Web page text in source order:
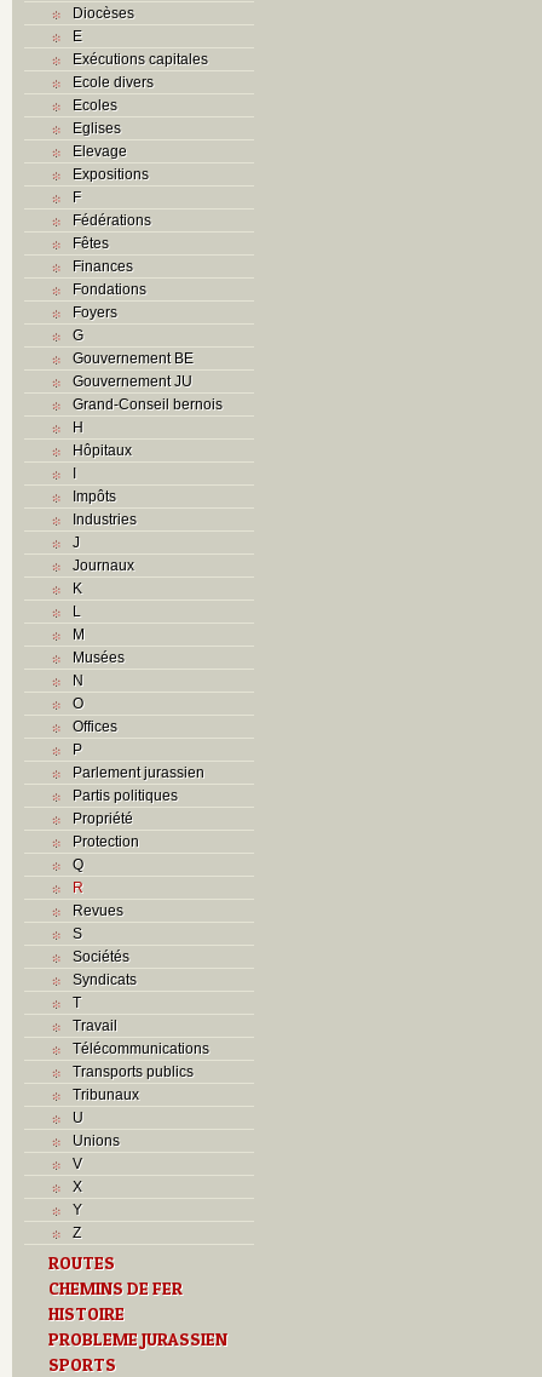
Diocèses
E
Exécutions capitales
Ecole divers
Ecoles
Eglises
Elevage
Expositions
F
Fédérations
Fêtes
Finances
Fondations
Foyers
G
Gouvernement BE
Gouvernement JU
Grand-Conseil bernois
H
Hôpitaux
I
Impôts
Industries
J
Journaux
K
L
M
Musées
N
O
Offices
P
Parlement jurassien
Partis politiques
Propriété
Protection
Q
R
Revues
S
Sociétés
Syndicats
T
Travail
Télécommunications
Transports publics
Tribunaux
U
Unions
V
X
Y
Z
ROUTES
CHEMINS DE FER
HISTOIRE
PROBLEME JURASSIEN
SPORTS